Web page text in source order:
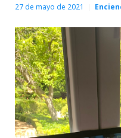
27 de mayo de 2021